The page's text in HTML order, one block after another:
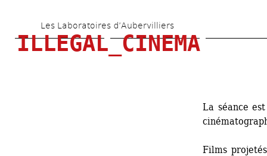
au
contenu
Les Laboratoires d’Aubervilliers
ILLEGAL_CINEMA
La séance
Films